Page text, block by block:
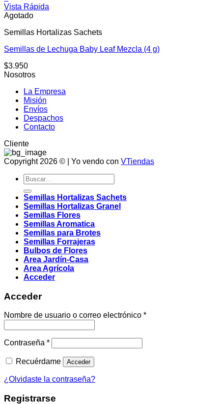
Vista Rápida
Agotado
Semillas Hortalizas Sachets
Semillas de Lechuga Baby Leaf Mezcla (4 g)
$3.950
Nosotros
La Empresa
Misión
Envíos
Despachos
Contacto
Cliente
Copyright 2026 © | Yo vendo con VTiendas
Buscar
por:
Semillas Hortalizas Sachets
Semillas Hortalizas Granel
Semillas Flores
Semillas Aromatica
Semillas para Brotes
Semillas Forrajeras
Bulbos de Flores
Area Jardín-Casa
Area Agrícola
Acceder
Acceder
Nombre de usuario o correo electrónico *Obligatorio
Contraseña *Obligatorio
Recuérdame Acceder
¿Olvidaste la contraseña?
Registrarse